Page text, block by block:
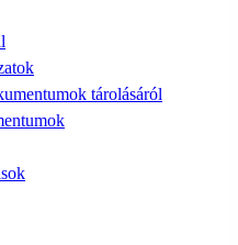
tárolásáról